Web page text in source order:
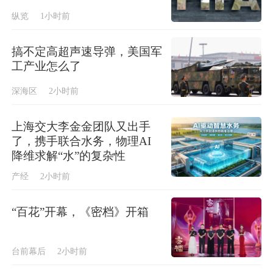
纵览 1小时前
搞不定高超声速导弹，美国军
工产业怎么了
深海区 2小时前
上海交大李金金团队又出手
了，携手联合水务，物理AI
降维求解“水”的复杂性
产经 2小时前
“百花”开幕，《密档》开箱
台前幕后 2小时前